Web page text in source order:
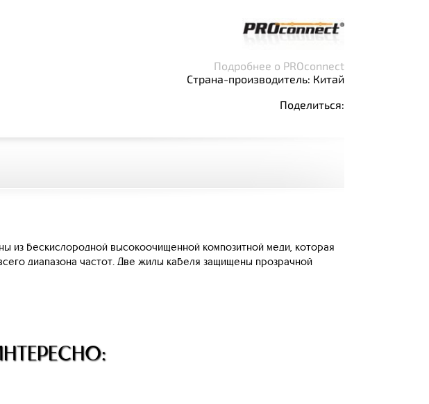
Подробнее о PROconnect
Страна-производитель: Китай
Поделиться:
из бескислородной высокоочищенной композитной меди, которая
диапазона частот. Две жилы кабеля защищены прозрачной